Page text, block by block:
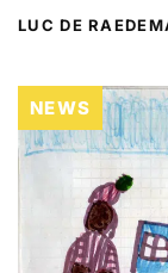
LUC DE
NEWS